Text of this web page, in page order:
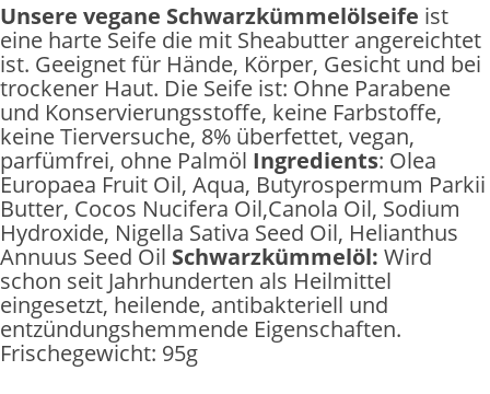
Unsere vegane Schwarzkümmelölseife ist
eine harte Seife die mit Sheabutter angereichtet
ist. Geeignet für Hände, Körper, Gesicht und bei
trockener Haut. Die Seife ist: Ohne Parabene
und Konservierungsstoffe, keine Farbstoffe,
keine Tierversuche, 8% überfettet, vegan,
parfümfrei, ohne Palmöl Ingredients: Olea
Europaea Fruit Oil, Aqua, Butyrospermum Parkii
Butter, Cocos Nucifera Oil,Canola Oil, Sodium
Hydroxide, Nigella Sativa Seed Oil, Helianthus
Annuus Seed Oil Schwarzkümmelöl: Wird
schon seit Jahrhunderten als Heilmittel
eingesetzt, heilende, antibakteriell und
entzündungshemmende Eigenschaften.
Frischegewicht: 95g